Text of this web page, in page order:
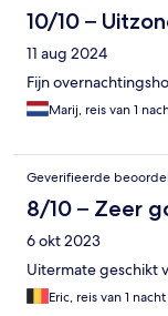
10/10 –
11 aug 2024
Fijn
Marij, reis van 1
Geverifieerde
8/10 – Zeer
6 okt 2023
Uitermate geschikt
Eric, reis van 1 nacht